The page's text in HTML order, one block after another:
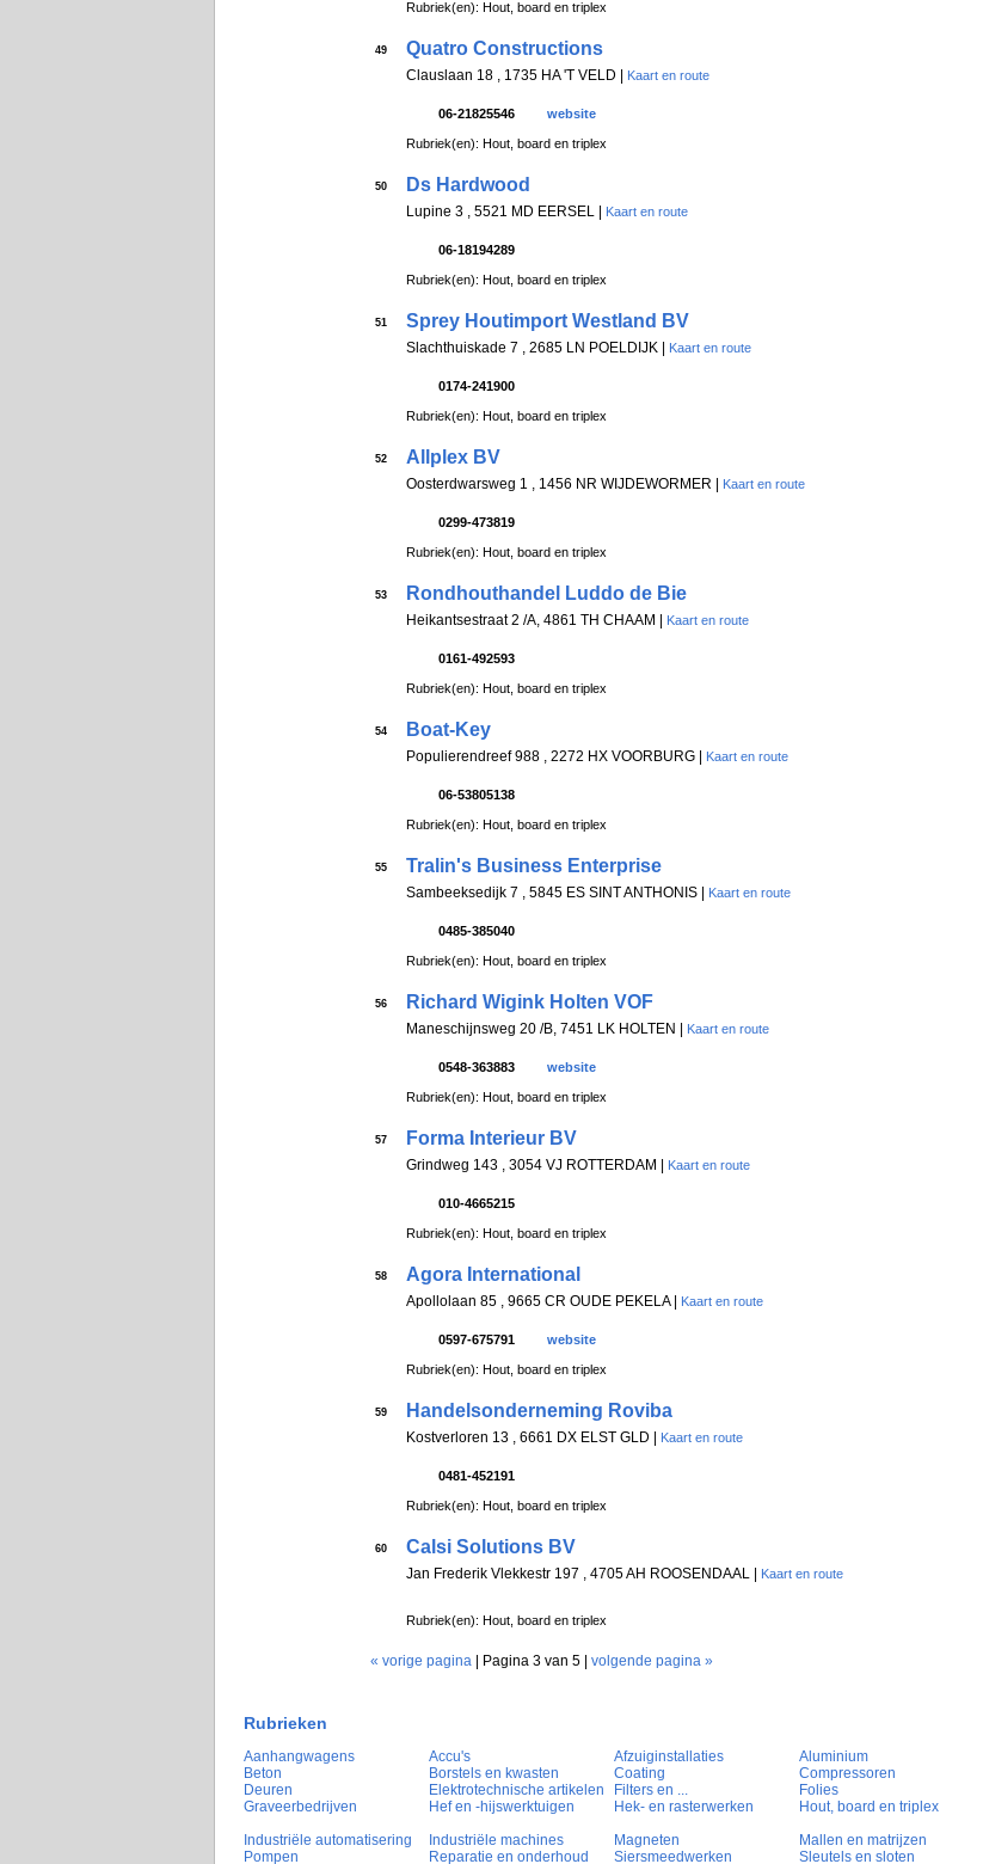
Rubriek(en): Hout, board en triplex
49 Quatro Constructions
Clauslaan 18 , 1735 HA 'T VELD | Kaart en route
06-21825546 website
Rubriek(en): Hout, board en triplex
50 Ds Hardwood
Lupine 3 , 5521 MD EERSEL | Kaart en route
06-18194289
Rubriek(en): Hout, board en triplex
51 Sprey Houtimport Westland BV
Slachthuiskade 7 , 2685 LN POELDIJK | Kaart en route
0174-241900
Rubriek(en): Hout, board en triplex
52 Allplex BV
Oosterdwarsweg 1 , 1456 NR WIJDEWORMER | Kaart en route
0299-473819
Rubriek(en): Hout, board en triplex
53 Rondhouthandel Luddo de Bie
Heikantsestraat 2 /A, 4861 TH CHAAM | Kaart en route
0161-492593
Rubriek(en): Hout, board en triplex
54 Boat-Key
Populierendreef 988 , 2272 HX VOORBURG | Kaart en route
06-53805138
Rubriek(en): Hout, board en triplex
55 Tralin's Business Enterprise
Sambeeksedijk 7 , 5845 ES SINT ANTHONIS | Kaart en route
0485-385040
Rubriek(en): Hout, board en triplex
56 Richard Wigink Holten VOF
Maneschijnsweg 20 /B, 7451 LK HOLTEN | Kaart en route
0548-363883 website
Rubriek(en): Hout, board en triplex
57 Forma Interieur BV
Grindweg 143 , 3054 VJ ROTTERDAM | Kaart en route
010-4665215
Rubriek(en): Hout, board en triplex
58 Agora International
Apollolaan 85 , 9665 CR OUDE PEKELA | Kaart en route
0597-675791 website
Rubriek(en): Hout, board en triplex
59 Handelsonderneming Roviba
Kostverloren 13 , 6661 DX ELST GLD | Kaart en route
0481-452191
Rubriek(en): Hout, board en triplex
60 Calsi Solutions BV
Jan Frederik Vlekkestr 197 , 4705 AH ROOSENDAAL | Kaart en route
Rubriek(en): Hout, board en triplex
« vorige pagina | Pagina 3 van 5 | volgende pagina »
Rubrieken
Aanhangwagens Accu's Afzuiginstallaties Aluminium
Beton
Borstels en kwasten Coating Compressoren
Deuren
Elektrotechnische artikelen Filters en ... Folies
Graveerbedrijven
Hef en -hijswerktuigen Hek- en rasterwerken Hout, board en triplex
Industriële automatisering
Industriële machines Magneten Mallen en matrijzen
Pompen
Reparatie en onderhoud Siersmeedwerken Sleutels en sloten